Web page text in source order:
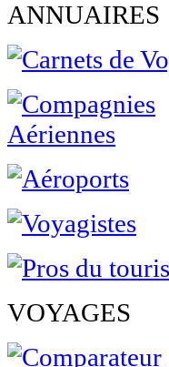
ANNUAIRES
VOYAGES